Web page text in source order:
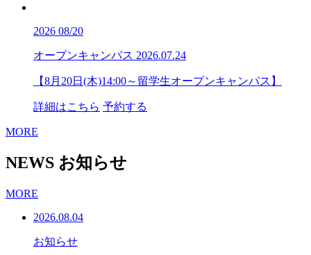
2026 08/20
オープンキャンパス 2026.07.24
【8月20日(木)14:00～留学生オープンキャンパス】
詳細はこちら 予約する
MORE
NEWS お知らせ
MORE
2026.08.04
お知らせ